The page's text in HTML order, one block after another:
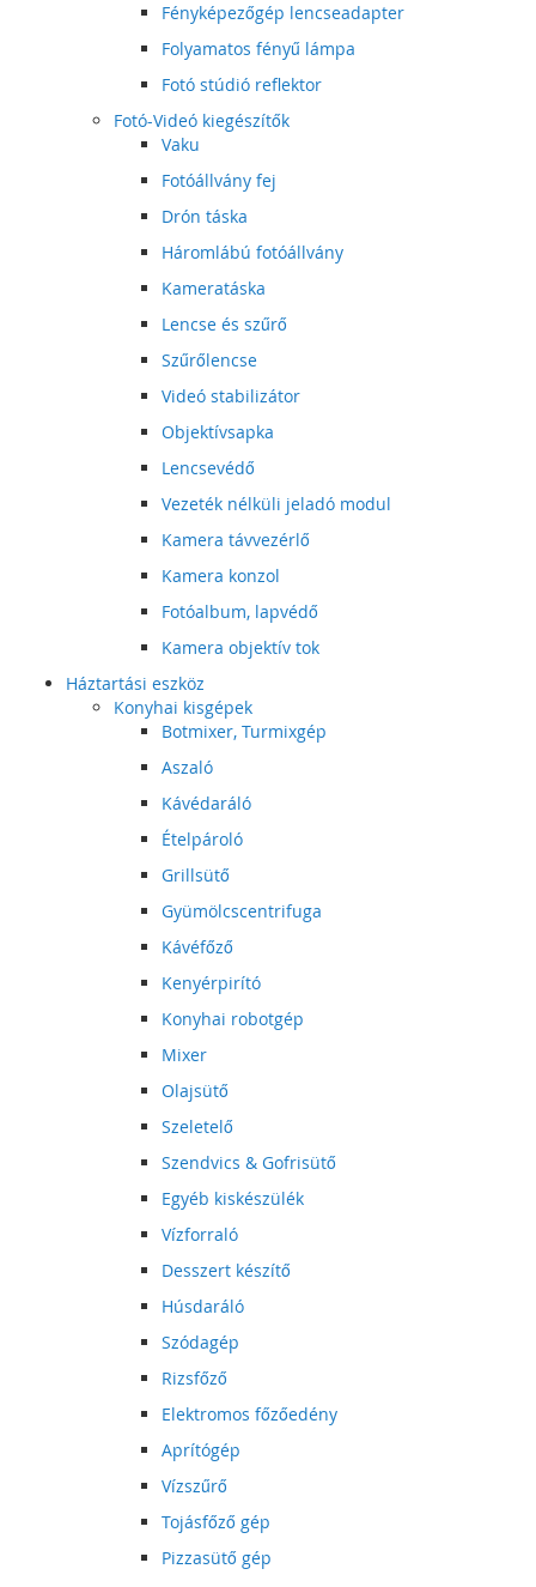
Fényképezőgép lencseadapter
Folyamatos fényű lámpa
Fotó stúdió reflektor
Fotó-Videó kiegészítők
Vaku
Fotóállvány fej
Drón táska
Háromlábú fotóállvány
Kameratáska
Lencse és szűrő
Szűrőlencse
Videó stabilizátor
Objektívsapka
Lencsevédő
Vezeték nélküli jeladó modul
Kamera távvezérlő
Kamera konzol
Fotóalbum, lapvédő
Kamera objektív tok
Háztartási eszköz
Konyhai kisgépek
Botmixer, Turmixgép
Aszaló
Kávédaráló
Ételpároló
Grillsütő
Gyümölcscentrifuga
Kávéfőző
Kenyérpirító
Konyhai robotgép
Mixer
Olajsütő
Szeletelő
Szendvics & Gofrisütő
Egyéb kiskészülék
Vízforraló
Desszert készítő
Húsdaráló
Szódagép
Rizsfőző
Elektromos főzőedény
Aprítógép
Vízszűrő
Tojásfőző gép
Pizzasütő gép